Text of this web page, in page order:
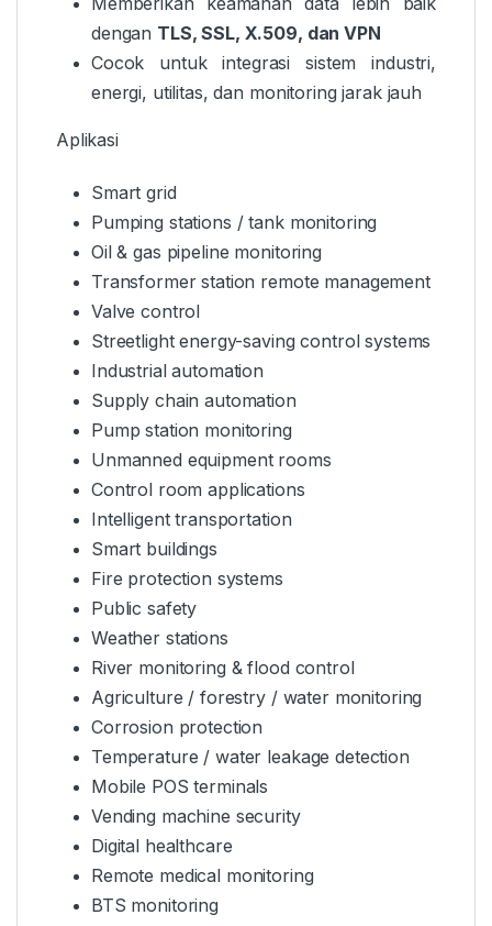
dengan TLS, SSL, X.509, dan VPN
Cocok untuk integrasi sistem industri,
energi, utilitas, dan monitoring jarak jauh
Aplikasi
Smart grid
Pumping stations / tank monitoring
Oil & gas pipeline monitoring
Transformer station remote management
Valve control
Streetlight energy-saving control systems
Industrial automation
Supply chain automation
Pump station monitoring
Unmanned equipment rooms
Control room applications
Intelligent transportation
Smart buildings
Fire protection systems
Public safety
Weather stations
River monitoring & flood control
Agriculture / forestry / water monitoring
Corrosion protection
Temperature / water leakage detection
Mobile POS terminals
Vending machine security
Digital healthcare
Remote medical monitoring
BTS monitoring